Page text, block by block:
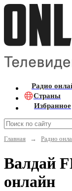
Радио
Страны
Избранное
Главная
→ Радио
Валдай
онлайн